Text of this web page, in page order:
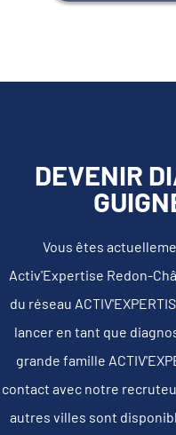
DEVENIR
Vous êtes
Activ'Expertise Redon-
du réseau
lancer en tant que
grande famille
contact avec notre
autres villes sont